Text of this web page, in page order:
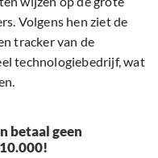
Volgens hen ziet de
tracker van de
technologiebedrijf, wat
betaal geen